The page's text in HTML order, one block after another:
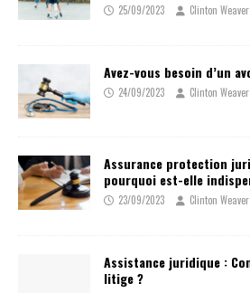
25/09/2023 Clinton Weaver
Avez-vous besoin d’un
24/09/2023 Clinton Weaver
Assurance protection
pourquoi est-elle
23/09/2023 Clinton Weaver
Assistance juridique :
litige ?